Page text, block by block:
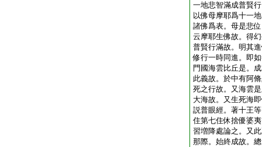
一地悲智滿成普賢
以佛母摩耶爲十一
諸佛爲表。母是悲
云摩耶生佛故。得
普賢行滿故。明其
修行一時同進。即
門國海雲比丘是。
此義故。於中有阿
死之行故。又海雲
大海故。又生死海
説普眼經。著十王
住第七住休捨優婆
習増降處論之。又
那際。始終成故。